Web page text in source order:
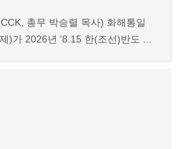
총무 박승렬 목사) 화해통일
)가 2026년 '8.15 한(조선)반도 ...